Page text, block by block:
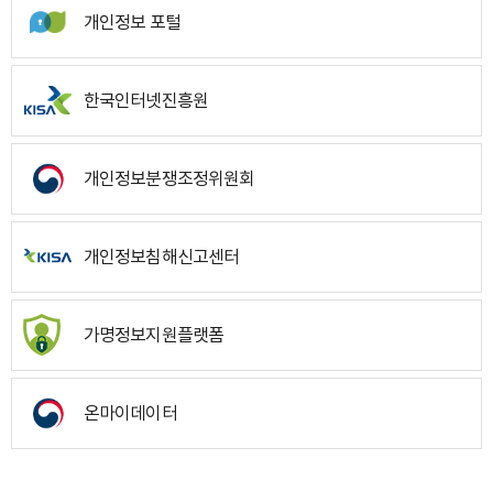
개인정보 포털
한국인터넷진흥원
개인정보분쟁조정위원회
개인정보침해신고센터
가명정보지원플랫폼
온마이데이터